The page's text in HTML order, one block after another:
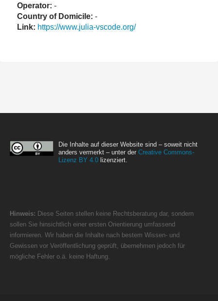
Operator: -
Country of Domicile: -
Link: https://www.julia-vscode.org/
Die Inhalte auf dieser Website sind – soweit nicht
anders vermerkt – unter der Creative Commons-
Lizenz BY 4.0 lizenziert.
Hinweis: Diese Seiten stellen keine Rechtsberatung dar, sondern
sollen Sie hinsichtlich einer ersten Orientierung umfassend
informieren. Wir haben die Inhalte nach bestem Wissen- und
Gewissen vor Veröffentlichung geprüft, übernehmen jedoch für
mögliche Fehler o.ä. keine Haftung.